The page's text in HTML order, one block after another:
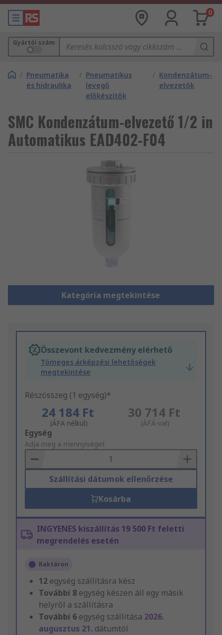
0
Gyártói szám
/ Pneumatika
és hidraulika
/ Pneumatikus
levegő
előkészítők
/ Kondenzátum-
elvezetők
SMC Kondenzátum-elvezető 1/2 in
Automatikus EAD402-F04
Kategória megtekintése
Összevont kedvezmény elérhető
Tömeges árképzési lehetőségek
megtekintése
Részösszeg (1 egység)*
24 184 Ft
(ÁFA nélkül)
30 714 Ft
(ÁFÁ-val)
Add
to
Basket
Egység
Adja meg a mennyiséget
Szállítási dátumok ellenőrzése
Kosárba
INGYENES kiszállítás 19 500 Ft feletti
megrendelés esetén
Raktáron
12 egység szállításra kész
További 8 egység készen áll egy másik
helyről a szállításra
További 6 egység szállítása 2026.
augusztus 21. dátumtól